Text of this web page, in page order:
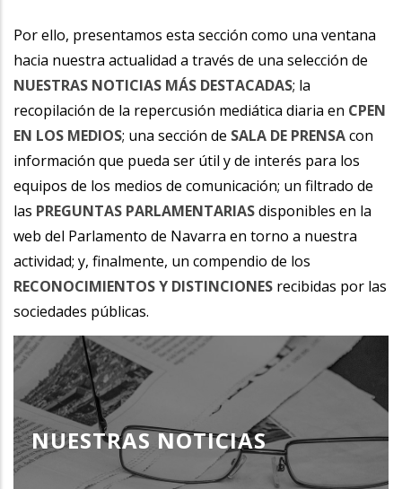
Por ello, presentamos esta sección como una ventana
hacia nuestra actualidad a través de una selección de
NUESTRAS NOTICIAS MÁS DESTACADAS; la
recopilación de la repercusión mediática diaria en CPEN
EN LOS MEDIOS; una sección de SALA DE PRENSAcon
información que pueda ser útil y de interés para los
equipos de los medios de comunicación; un filtrado de
las PREGUNTAS PARLAMENTARIASdisponibles en la
web del Parlamento de Navarra en torno a nuestra
actividad; y, finalmente, un compendio de los
RECONOCIMIENTOS Y DISTINCIONES recibidas por las
sociedades públicas.
NUESTRAS NOTICIAS